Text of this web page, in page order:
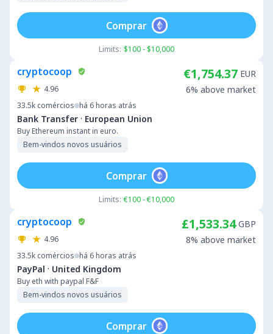
Limits: $100 - $10,000
Comprar
cryptocoop
4.96
33.5k comércios há 6 horas atrás
Bank Transfer · European Union
Buy Ethereum instant in euro.
Bem-vindos novos usuários
€1,754.37 EUR
6% above market
Limits: €100 - €10,000
Comprar
cryptocoop
4.96
33.5k comércios há 6 horas atrás
PayPal · United Kingdom
Buy eth with paypal F&F
Bem-vindos novos usuários
£1,533.34 GBP
8% above market
Comprar